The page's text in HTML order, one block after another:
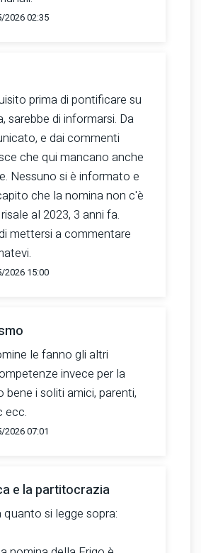
2026 02:35
prima di pontificare su
sarebbe di informarsi. Da
e dai commenti
che qui mancano anche
Nessuno si è informato e
che la nomina non c'è
al 2023, 3 anni fa.
mettersi a commentare
2026 15:00
le fanno gli altri
invece per la
bene i soliti amici, parenti,
ecc.
07:01
e la partitocrazia
si legge sopra: